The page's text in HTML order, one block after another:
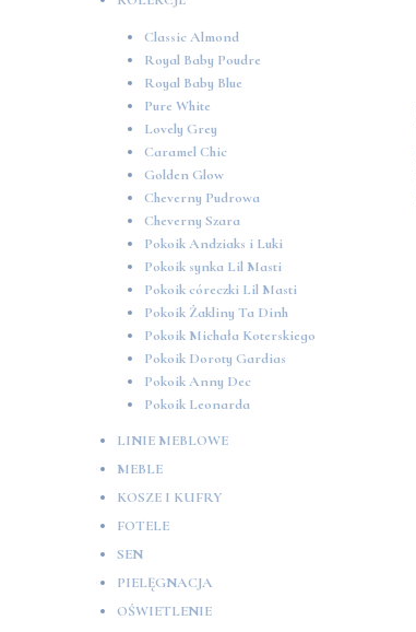
Classic Almond
Royal Baby Poudre
Royal Baby Blue
Pure White
Lovely Grey
Caramel Chic
Golden Glow
Cheverny Pudrowa
Cheverny Szara
Pokoik Andziaks i Luki
Pokoik synka Lil Masti
Pokoik córeczki Lil Masti
Pokoik Żakliny Ta Dinh
Pokoik Michała Koterskiego
Pokoik Doroty Gardias
Pokoik Anny Dec
Pokoik Leonarda
LINIE MEBLOWE
MEBLE
KOSZE I KUFRY
FOTELE
SEN
PIELĘGNACJA
OŚWIETLENIE